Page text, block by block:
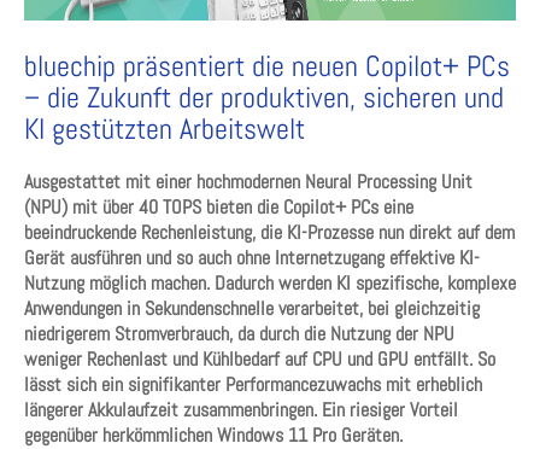
bluechip präsentiert die neuen Copilot+ PCs
– die Zukunft der produktiven, sicheren und
KI gestützten Arbeitswelt
Ausgestattet mit einer hochmodernen Neural Processing Unit
(NPU) mit über 40 TOPS bieten die Copilot+ PCs eine
beeindruckende Rechenleistung, die KI-Prozesse nun direkt auf dem
Gerät ausführen und so auch ohne Internetzugang effektive KI-
Nutzung möglich machen. Dadurch werden KI spezifische, komplexe
Anwendungen in Sekundenschnelle verarbeitet, bei gleichzeitig
niedrigerem Stromverbrauch, da durch die Nutzung der NPU
weniger Rechenlast und Kühlbedarf auf CPU und GPU entfällt. So
lässt sich ein signifikanter Performancezuwachs mit erheblich
längerer Akkulaufzeit zusammenbringen. Ein riesiger Vorteil
gegenüber herkömmlichen Windows 11 Pro Geräten.